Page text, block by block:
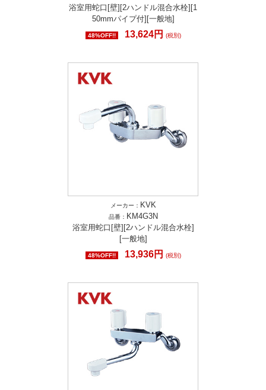
浴室用蛇口[壁][2ハンドル混合水栓][1
50mmパイプ付][一般地]
48%OFF!! 13,624円 (税別)
メーカー： KVK
品番： KM4G3N
浴室用蛇口[壁][2ハンドル混合水栓]
[一般地]
48%OFF!! 13,936円 (税別)